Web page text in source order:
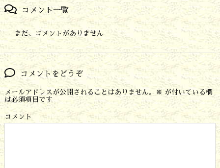
コメント一覧
まだ、コメントがありません
コメントをどうぞ
メールアドレスが公開されることはありません。 ※ が付いている欄
は必須項目です
コメント